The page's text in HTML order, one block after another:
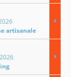
artisanale